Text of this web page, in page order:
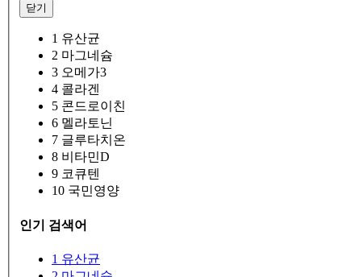
닫기
1 유산균
2 마그네슘
3 오메가3
4 콜라겐
5 콘드로이친
6 멜라토닌
7 글루타치온
8 비타민D
9 코큐텐
10 국민영양
인기 검색어
1 유산균